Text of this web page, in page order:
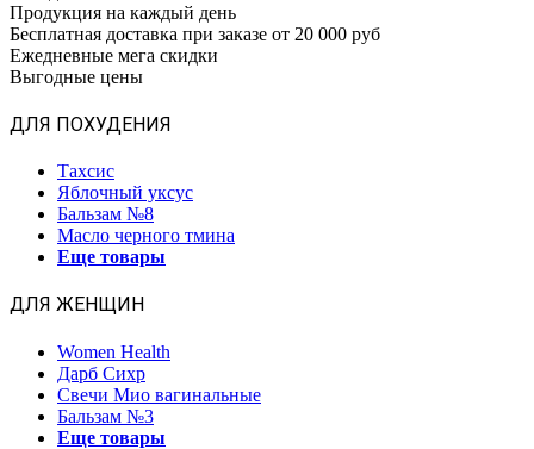
Продукция на каждый день
Бесплатная доставка при заказе от 20 000 руб
Ежедневные мега скидки
Выгодные цены
ДЛЯ ПОХУДЕНИЯ
Тахсис
Яблочный уксус
Бальзам №8
Масло черного тмина
Еще товары
ДЛЯ ЖЕНЩИН
Women Health
Дарб Сихр
Свечи Мио вагинальные
Бальзам №3
Еще товары